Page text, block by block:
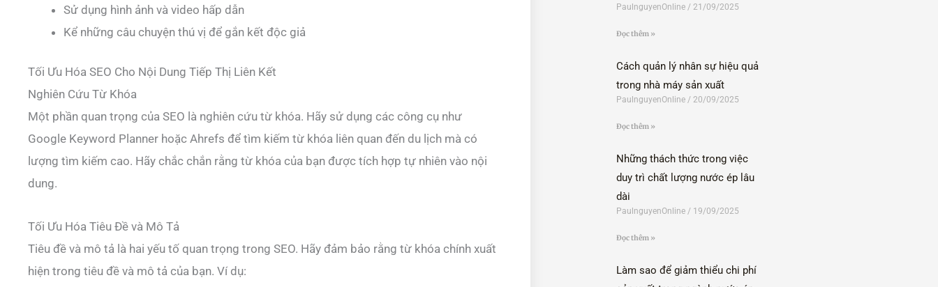
Sử dụng hình ảnh và video hấp dẫn
Kể những câu chuyện thú vị để gắn kết độc giả
Tối Ưu Hóa SEO Cho Nội Dung Tiếp Thị Liên Kết
Nghiên Cứu Từ Khóa
Một phần quan trọng của SEO là nghiên cứu từ khóa. Hãy sử dụng các công cụ như
Google Keyword Planner hoặc Ahrefs để tìm kiếm từ khóa liên quan đến du lịch mà có
lượng tìm kiếm cao. Hãy chắc chắn rằng từ khóa của bạn được tích hợp tự nhiên vào nội
dung.
Tối Ưu Hóa Tiêu Đề và Mô Tả
Tiêu đề và mô tả là hai yếu tố quan trọng trong SEO. Hãy đảm bảo rằng từ khóa chính xuất
hiện trong tiêu đề và mô tả của bạn. Ví dụ:
PaulnguyenOnline 21/09/2025
Đọc thêm »
Cách quản lý nhân sự hiệu quả
trong nhà máy sản xuất
PaulnguyenOnline 20/09/2025
Đọc thêm »
Những thách thức trong việc
duy trì chất lượng nước ép lâu
dài
PaulnguyenOnline 19/09/2025
Đọc thêm »
Làm sao để giảm thiểu chi phí